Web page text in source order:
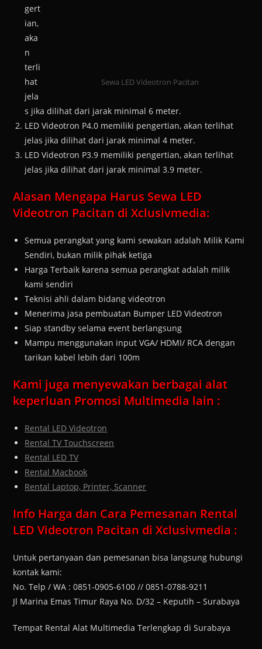
Sewa LED Videotron Pacitan
gert
ian,
aka
n
terli
hat
jela
s jika dilihat dari jarak minimal 6 meter.
LED Videotron P4.0 memiliki pengertian, akan terlihat
jelas jika dilihat dari jarak minimal 4 meter.
LED Videotron P3.9 memiliki pengertian, akan terlihat
jelas jika dilihat dari jarak minimal 3.9 meter.
Alasan Mengapa Harus Sewa LED
Videotron Pacitan di Xclusivmedia:
Semua perangkat yang kami sewakan adalah Milik Kami
Sendiri, bukan milik pihak ketiga
Harga Terbaik karena semua perangkat adalah milik
kami sendiri
Teknisi ahli dalam bidang videotron
Menerima jasa pembuatan Bumper LED Videotron
Siap standby selama event berlangsung
Mampu menggunakan input VGA/ HDMI/ RCA dengan
tarikan kabel lebih dari 100m
Kami juga menyewakan berbagai alat
keperluan Promosi Multimedia lain :
Rental LED Videotron
Rental TV Touchscreen
Rental LED TV
Rental Macbook
Rental Laptop, Printer, Scanner
Info Harga dan Cara Pemesanan Rental
LED Videotron Pacitan di Xclusivmedia :
Untuk pertanyaan dan pemesanan bisa langsung hubungi
kontak kami:
No. Telp / WA : 0851-0905-6100 // 0851-0788-9211
Jl Marina Emas Timur Raya No. D/32 – Keputih – Surabaya
Tempat Rental Alat Multimedia Terlengkap di Surabaya